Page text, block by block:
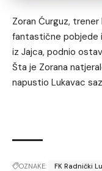
Zoran Ćurguz, trener
fantastične pobjede
iz Jajca, podnio
Šta je Zorana
napustio Lukavac
OZNAKE: FK Radnički